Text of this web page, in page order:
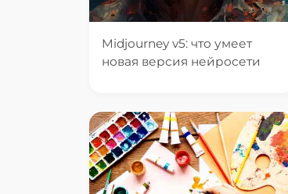
Midjourney v5: что умеет
новая версия нейросети